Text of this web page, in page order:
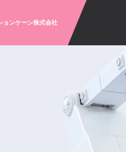
ョンケーン株式会社